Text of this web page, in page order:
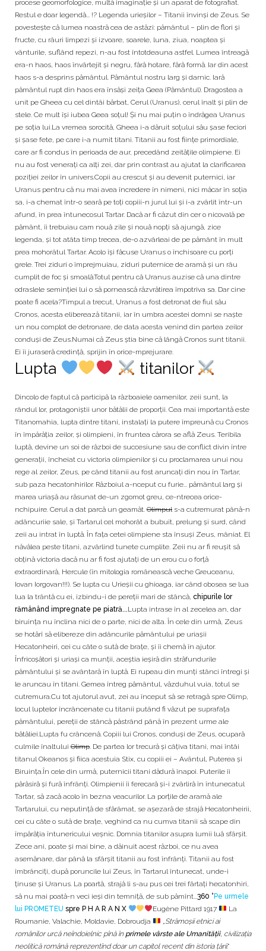
procese geomorfologice, multă imaginație și un aparat de fotografiat.
Restul e doar legendă... !? Legenda urieșilor – Titanii învinși de Zeus. Se
povesteşte că lumea noastră cea de astăzi: pământul – plin de flori şi
fructe, cu râuri limpezi şi izvoare, soarele, luna, ziua, noaptea şi
vânturile, suflând repezi, n-au fost întotdeauna astfel. Lumea întreagă
era-n haos, haos învârtejit şi negru, fără hotare, fără formă. Iar din acest
haos s-a desprins pământul. Pământul nostru larg şi darnic. Iară
pământul rupt din haos era însăşi zeiţa Geea (Pământul). Dragostea a
unit pe Gheea cu cel dintâi bărbat, Cerul (Uranus), cerul înalt şi plin de
stele. Ce mult îşi iubea Geea soţul! Și nu mai puţin o îndrăgea Uranus
pe soţia lui.La vremea sorocită, Gheea i-a dăruit soţului său şase feciori
şi şase fete, pe care i-a numit titani. Titanii au fost ființe primordiale,
care ar fi condus în perioada de aur, precedând zeitățile olimpiene. Ei
nu au fost venerați ca alți zei, dar prin contrast au ajutat la clarificarea
poziției zeilor în univers.Copii au crescut și au devenit puternici, iar
Uranus pentru că nu mai avea încredere în nimeni, nici măcar în soţia
sa, i-a chemat într-o seară pe toţi copiii-n jurul lui şi i-a zvârlit într-un
afund, în prea întunecosul Tartar. Dacă ar fi căzut din cer o nicovală pe
pământ, îi trebuiau cam nouă zile şi nouă nopţi să ajungă, zice
legenda, și tot atâta timp trecea, de-o azvârleai de pe pământ în mult
prea mohorâtul Tartar. Acolo îşi făcuse Uranus o închisoare cu porţi
grele. Trei ziduri o împrejmuiau, ziduri puternice de aramă şi un râu
cumplit de foc şi smoală.Totul pentru că Uranus auzise că una dintre
odraslele seminției lui o să pornească răzvrătirea împotriva sa. Dar cine
poate fi acela?Timpul a trecut, Uranus a fost detronat de fiul său
Cronos, acesta eliberează titanii, iar în umbra acestei domni se naște
un nou complot de detronare, de data acesta venind din partea zeilor
conduși de Zeus.Numai că Zeus ştia bine că lângă Cronos sunt titanii.
Ei îi juraseră credinţă, sprijin în orice-mprejurare.
Lupta titanilor
Dincolo de faptul că participă la războaiele oamenilor, zeii sunt, la
rândul lor, protagoniştii unor bătălii de proporţii. Cea mai importantă este
Titanomahia, lupta dintre titani, instalaţi la putere împreună cu Cronos
în împărăţia zeilor, şi olimpieni, în fruntea cărora se află Zeus. Teribila
luptă, devine un soi de război de succesiune sau de conflict divin între
generaţii, încheiat cu victoria olimpienilor şi cu proclamarea unui nou
rege al zeilor, Zeus, pe când titanii au fost aruncaţi din nou în Tartar,
sub paza hecatonhirilor. Războiul a-nceput cu furie... pământul larg şi
marea uriaşă au răsunat de-un zgomot greu, ce-ntrecea orice-
nchipuire. Cerul a dat parcă un geamăt. Olimpul s-a cutremurat până-n
adâncuriie sale, şi Tartarul cel mohorât a bubuit, prelung şi surd, când
zeii au intrat în luptă. În faţa cetei olimpiene sta însuşi Zeus, mâniat. El
năvălea peste titani, azvârlind tunete cumplite. Zeii nu ar fi reuşit să
obţină victoria dacă nu ar fi fost ajutaţi de un erou cu o forţă
extraordinară, Hercule (în mitologia românească veche Greuceanu,
Iovan Iorgovan!!!). Se lupta cu Urieșii cu ghioaga, iar când obosea se lua
lua la trântă cu ei, izbindu-i de pereții mari de stâncă, chipurile lor
rămânând impregnate pe piatră... Lupta intrase în al zecelea an, dar
biruinţa nu înclina nici de o parte, nici de alta. În cele din urmă, Zeus
se hotărî să elibereze din adâncurile pământului pe uriaşii
Hecatonheiri, cei cu câte o sută de braţe, şi îi chemă în ajutor.
Înfricoşători şi uriaşi ca munţii, aceştia ieşiră din străfundurile
pământului şi se avântară în luptă. Ei rupeau din munţi stânci întregi şi
le aruncau în titani. Gemea întreg pământul, văzduhul vuia, totul se
cutremura.Cu tot ajutorul avut, zei au început să se retragă spre Olimp,
locul luptelor încrâncenate cu titanii putând fi văzut pe suprafața
pământului, pereții de stâncă păstrând până în prezent urme ale
bătăliei.Lupta fu crâncenă. Copiii lui Cronos, conduși de Zeus, ocupară
culmile înaltului Olimp . De partea lor trecură şi câţiva titani, mai întâi
titanul Okeanos şi fiica acestuia Stix, cu copiii ei – Avântul, Puterea şi
Biruinţa.În cele din urmă, puternicii titani dădură înapoi. Puterile îi
părăsiră şi fură înfrânţi. Olimpienii îi ferecară şi-i zvârliră în întunecatul
Tartar, să zacă acolo în bezna veacurilor. La porţile de aramă ale
Tartarului, cu neputinţă de sfărâmat, se aşezară de strajă Hecatonheirii,
cei cu câte o sută de braţe, veghind ca nu cumva titanii să scape din
împărăţia întunericului veşnic. Domnia titanilor asupra lumii luă sfârşit.
Zece ani, poate şi mai bine, a dăinuit acest război, ce nu avea
asemănare, dar până la sfârşit titanii au fost înfrânţi. Titanii au fost
îmbrânciţi, după poruncile lui Zeus, în Tartarul întunecat, unde-i
ţinuse şi Uranus. La poartă, strajă li s-au pus cei trei fârtaţi hecatonhiri,
să nu mai poată-n veci ieşi din temniţă, de sub pămînt... 360 °Pe urmele
lui PROMETEU spre P H A R A N X Eugène Pittard 1917
La
Roumanie, Valachie, Moldavie, Dobroudja
Strămoşii etnici ai
românilor urcă neîndoielnic pînă în primele vârste ale Umanităţii, civilizaţia
neolitică română reprezentînd doar un capitol recent din istoria ţării.”